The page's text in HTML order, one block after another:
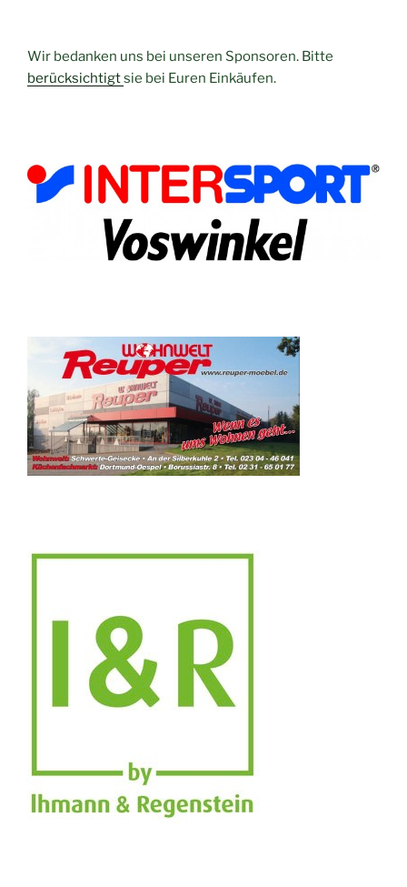
Wir bedanken uns bei unseren Sponsoren. Bitte
berücksichtigtsie bei Euren Einkäufen.